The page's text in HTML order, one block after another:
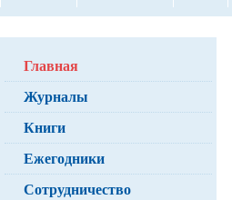
Главная
Журналы
Книги
Ежегодники
Сотрудничество